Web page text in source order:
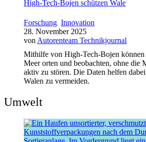
High-Tech-Bojen schützen Wale
Forschung, Innovation
28. November 2025
von Autorenteam Technikjournal
Mithilfe von High-Tech-Bojen können
Meer orten und beobachten, ohne die
aktiv zu stören. Die Daten helfen
Walen zu vermeiden.
Umwelt